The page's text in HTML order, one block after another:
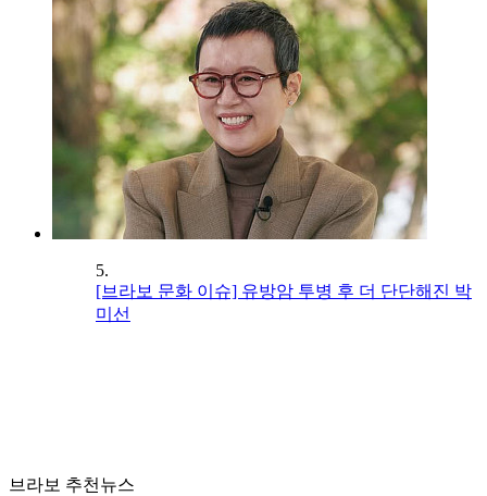
5.
[브라보 문화 이슈] 유방암 투병 후 더 단단해진 박
미선
브라보 추천뉴스